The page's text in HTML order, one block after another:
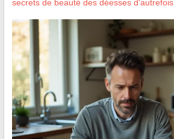
secrets de beauté des déesses d'autrefois